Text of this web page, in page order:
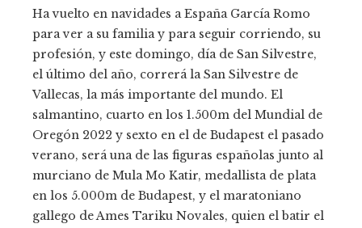
Ha vuelto en navidades a España García Romo
para ver a su familia y para seguir corriendo, su
profesión, y este domingo, día de San Silvestre,
el último del año, correrá la San Silvestre de
Vallecas, la más importante del mundo. El
salmantino, cuarto en los 1.500m del Mundial de
Oregón 2022 y sexto en el de Budapest el pasado
verano, será una de las figuras españolas junto al
murciano de Mula Mo Katir, medallista de plata
en los 5.000m de Budapest, y el maratoniano
gallego de Ames Tariku Novales, quien el batir el